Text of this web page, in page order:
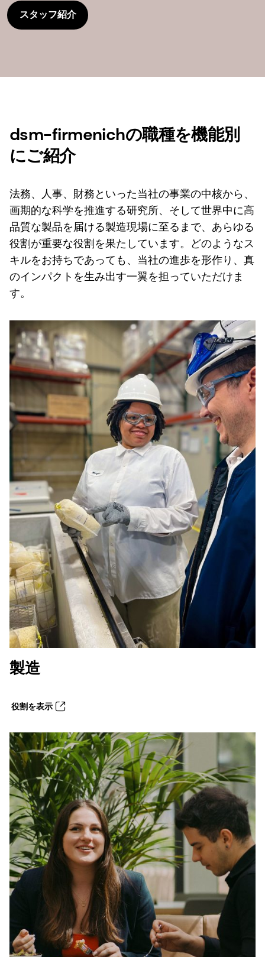
スタッフ紹介
dsm-firmenichの職種を機能別
にご紹介
法務、人事、財務といった当社の事業の中核から、
画期的な科学を推進する研究所、そして世界中に高
品質な製品を届ける製造現場に至るまで、あらゆる
役割が重要な役割を果たしています。どのようなス
キルをお持ちであっても、当社の進歩を形作り、真
のインパクトを生み出す一翼を担っていただけま
す。
製造
役割を表示